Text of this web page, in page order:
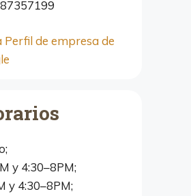
Perfil de empresa de
y 4:30–8PM;
y 4:30–8PM;